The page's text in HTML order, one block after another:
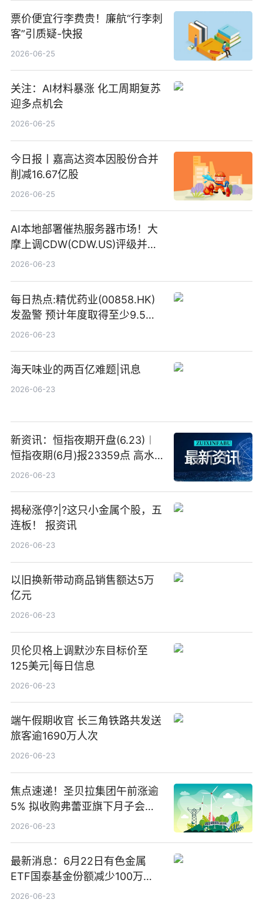
票价便宜行李费贵！廉航“行李刺
客”引质疑-快报
2026-06-25
关注：AI材料暴涨 化工周期复苏
迎多点机会
2026-06-25
今日报丨嘉高达资本因股份合并
削减16.67亿股
2026-06-25
AI本地部署催热服务器市场！大
摩上调CDW(CDW.US)评级并看
高IBM(IBM.US)戴尔(DELL.US)
2026-06-23
每日热点:精优药业(00858.HK)
发盈警 预计年度取得至少9.5亿
港元的亏损 同比盈转亏
2026-06-23
海天味业的两百亿难题|讯息
2026-06-23
新资讯：恒指夜期开盘(6.23)︱
恒指夜期(6月)报23359点 高水
23点
2026-06-23
揭秘涨停?|?这只小金属个股，五
连板！ 报资讯
2026-06-23
以旧换新带动商品销售额达5万
亿元
2026-06-23
贝伦贝格上调默沙东目标价至
125美元|每日信息
2026-06-23
端午假期收官 长三角铁路共发送
旅客逾1690万人次
2026-06-23
焦点速递！圣贝拉集团午前涨逾
5% 拟收购弗蕾亚旗下月子会所
业务少数股权
2026-06-23
最新消息：6月22日有色金属
ETF国泰基金份额减少100万
份，重仓股紫金矿业、洛阳钼
2026-06-23